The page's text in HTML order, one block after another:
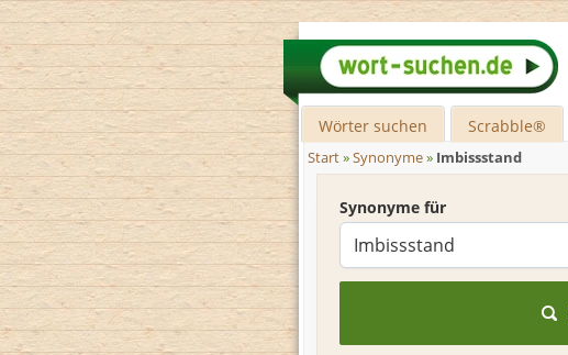
Wörter suchen Scrabble®
Start»Synonyme» Imbissstand
Synonyme für